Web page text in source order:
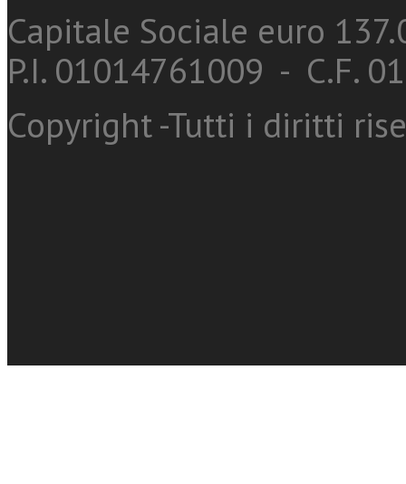
Capitale Sociale euro
P.I. 01014761009 - C.F.
Copyright -Tutti i diritti